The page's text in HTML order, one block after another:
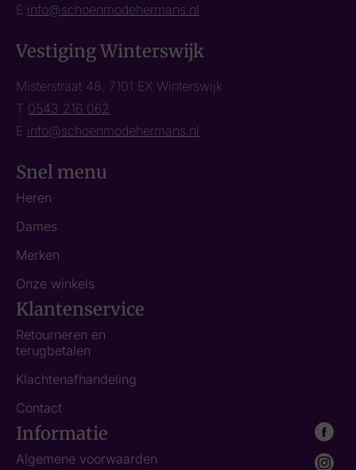
E info@schoenmodehermans.nl
Vestiging Winterswijk
Misterstraat 48, 7101 EX Winterswijk
T 0543 216 062
E info@schoenmodehermans.nl
Snel menu
Heren
Dames
Merken
Onze winkels
Klantenservice
Retourneren en
terugbetalen
Klachtenafhandeling
Contact
Informatie
Algemene voorwaarden